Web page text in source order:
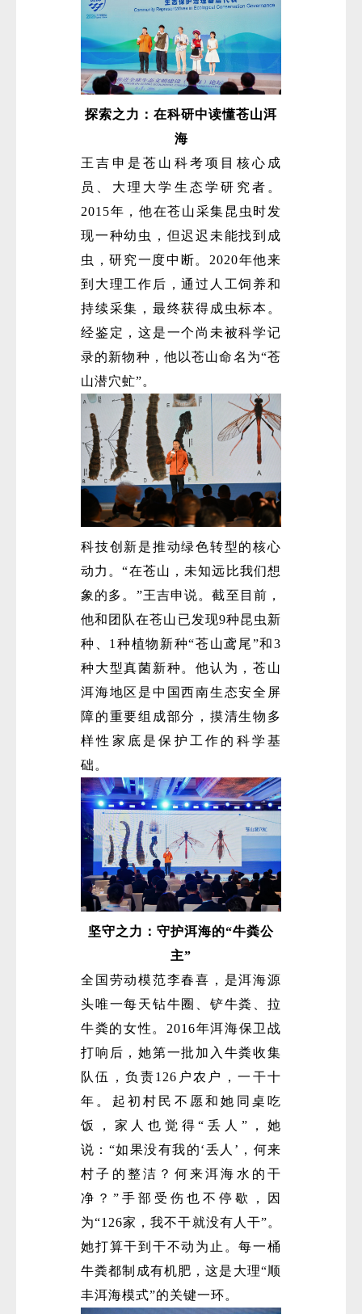
探索之力：在科研中读懂苍山洱
海
王吉申是苍山科考项目核心成
员、大理大学生态学研究者。
2015年，他在苍山采集昆虫时发
现一种幼虫，但迟迟未能找到成
虫，研究一度中断。2020年他来
到大理工作后，通过人工饲养和
持续采集，最终获得成虫标本。
经鉴定，这是一个尚未被科学记
录的新物种，他以苍山命名为“苍
山潜穴虻”。
科技创新是推动绿色转型的核心
动力。“在苍山，未知远比我们想
象的多。”王吉申说。截至目前，
他和团队在苍山已发现9种昆虫新
种、1种植物新种“苍山鸢尾”和3
种大型真菌新种。他认为，苍山
洱海地区是中国西南生态安全屏
障的重要组成部分，摸清生物多
样性家底是保护工作的科学基
础。
坚守之力：守护洱海的“牛粪公
主”
全国劳动模范李春喜，是洱海源
头唯一每天钻牛圈、铲牛粪、拉
牛粪的女性。2016年洱海保卫战
打响后，她第一批加入牛粪收集
队伍，负责126户农户，一干十
年。起初村民不愿和她同桌吃
饭，家人也觉得“丢人”，她
说：“如果没有我的‘丢人’，何来
村子的整洁？何来洱海水的干
净？”手部受伤也不停歇，因
为“126家，我不干就没有人干”。
她打算干到干不动为止。每一桶
牛粪都制成有机肥，这是大理“顺
丰洱海模式”的关键一环。